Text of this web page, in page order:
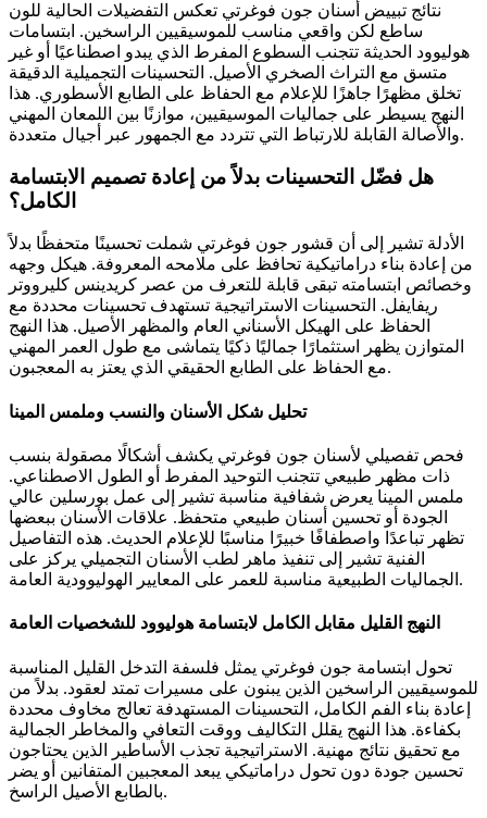
نتائج تبييض أسنان جون فوغرتي تعكس التفضيلات الحالية للون
ساطع لكن واقعي مناسب للموسيقيين الراسخين. ابتسامات
هوليوود الحديثة تتجنب السطوع المفرط الذي يبدو اصطناعيًا أو غير
متسق مع التراث الصخري الأصيل. التحسينات التجميلية الدقيقة
تخلق مظهرًا جاهزًا للإعلام مع الحفاظ على الطابع الأسطوري. هذا
النهج يسيطر على جماليات الموسيقيين، موازنًا بين اللمعان المهني
والأصالة القابلة للارتباط التي تتردد مع الجمهور عبر أجيال متعددة.
هل فضّل التحسينات بدلاً من إعادة تصميم الابتسامة
الكامل؟
الأدلة تشير إلى أن قشور جون فوغرتي شملت تحسينًا متحفظًا بدلاً
من إعادة بناء دراماتيكية تحافظ على ملامحه المعروفة. هيكل وجهه
وخصائص ابتسامته تبقى قابلة للتعرف من عصر كريدينس كليرووتر
ريفايفل. التحسينات الاستراتيجية تستهدف تحسينات محددة مع
الحفاظ على الهيكل الأسناني العام والمظهر الأصيل. هذا النهج
المتوازن يظهر استثمارًا جماليًا ذكيًا يتماشى مع طول العمر المهني
مع الحفاظ على الطابع الحقيقي الذي يعتز به المعجبون.
تحليل شكل الأسنان والنسب وملمس المينا
فحص تفصيلي لأسنان جون فوغرتي يكشف أشكالًا مصقولة بنسب
ذات مظهر طبيعي تتجنب التوحيد المفرط أو الطول الاصطناعي.
ملمس المينا يعرض شفافية مناسبة تشير إلى عمل بورسلين عالي
الجودة أو تحسين أسنان طبيعي متحفظ. علاقات الأسنان ببعضها
تظهر تباعدًا واصطفافًا خبيرًا مناسبًا للإعلام الحديث. هذه التفاصيل
الفنية تشير إلى تنفيذ ماهر لطب الأسنان التجميلي يركز على
الجماليات الطبيعية مناسبة للعمر على المعايير الهوليوودية العامة.
النهج القليل مقابل الكامل لابتسامة هوليوود للشخصيات العامة
تحول ابتسامة جون فوغرتي يمثل فلسفة التدخل القليل المناسبة
للموسيقيين الراسخين الذين يبنون على مسيرات تمتد لعقود. بدلاً من
إعادة بناء الفم الكامل، التحسينات المستهدفة تعالج مخاوف محددة
بكفاءة. هذا النهج يقلل التكاليف ووقت التعافي والمخاطر الجمالية
مع تحقيق نتائج مهنية. الاستراتيجية تجذب الأساطير الذين يحتاجون
تحسين جودة دون تحول دراماتيكي يبعد المعجبين المتفانين أو يضر
بالطابع الأصيل الراسخ.